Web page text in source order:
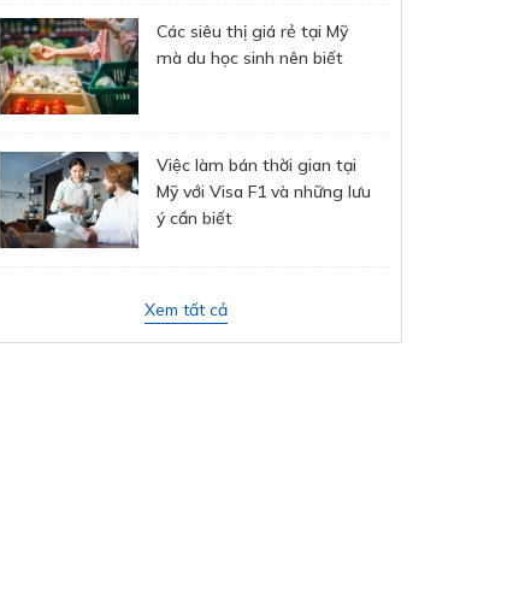
Các siêu thị giá rẻ tại Mỹ
mà du học sinh nên biết
Việc làm bán thời gian tại
Mỹ với Visa F1 và những lưu
ý cần biết
Xem tất cả